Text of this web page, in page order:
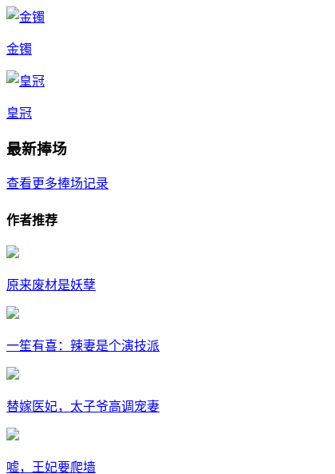
金镯
皇冠
最新捧场
查看更多捧场记录
作者推荐
原来废材是妖孽
一笙有喜：辣妻是个演技派
替嫁医妃，太子爷高调宠妻
嘘，王妃要爬墙